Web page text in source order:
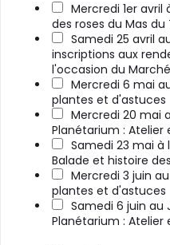
Mercredi 1er avril
des roses du Mas du
Samedi 25 avril
inscriptions aux
l'occasion du
Mercredi 6 mai
plantes et d'astuces
Mercredi 20 mai
Planétarium :
Samedi 23 mai à
Balade et histoire
Mercredi 3 juin
plantes et d'astuces
Samedi 6 juin au
Planétarium :